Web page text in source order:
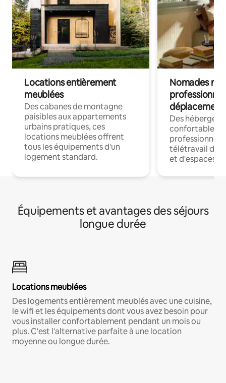
Locations entièrement
meublées
Des cabanes de montagne
paisibles aux appartements
urbains pratiques, ces
locations meublées offrent
tous les équipements d'un
logement standard.
Nomades
déplacement
Des
confortables
professionnels
télétravail
et d'espaces
Équipements et avantages des séjours
longue durée
Locations meublées
Des logements entièrement meublés avec une cuisine,
le wifi et les équipements dont vous avez besoin pour
vous installer confortablement pendant un mois ou
plus. C'est l'alternative parfaite à une location
moyenne ou longue durée.